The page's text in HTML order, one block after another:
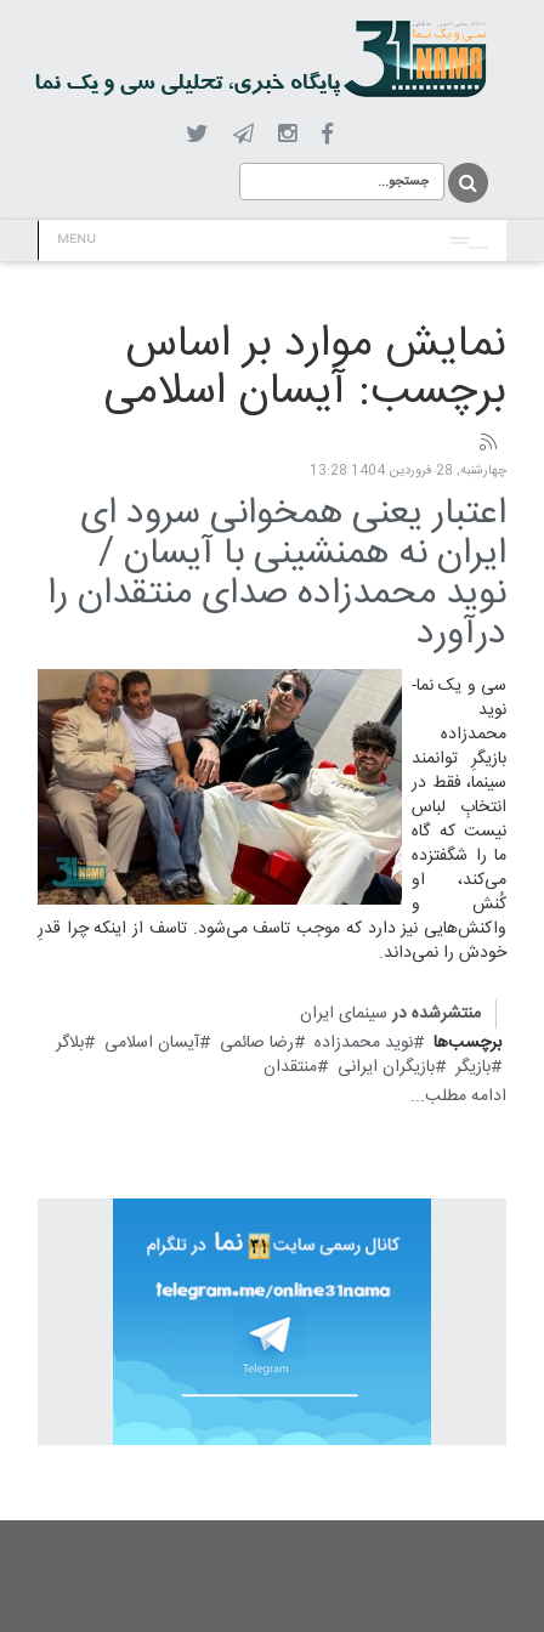
MENU
نمایش موارد بر اساس
برچسب: آیسان اسلامی
چهارشنبه, 28 فروردين 1404 13:28
اعتبار یعنی همخوانی سرود ای
ایران نه همنشینی با آیسان /
نوید محمدزاده صدای منتقدان را
درآورد
سی و یک‌ نما-
نوید
محمدزاده
بازیگرِ توانمند
سینما، فقط در
انتخابِ لباس
نیست که گاه
ما را شگفتزده
می‌کند، او
کُنش و
واکنش‌هایی نیز دارد که موجب تاسف می‌شود. تاسف از اینکه چرا قدرِ
خودش را نمی‌داند.
منتشرشده در سینمای ایران
برچسب‌ها
نوید محمدزاده رضا صائمی آیسان اسلامی
بلاگر
بازیگر
بازیگران ایرانی
منتقدان
ادامه مطلب...